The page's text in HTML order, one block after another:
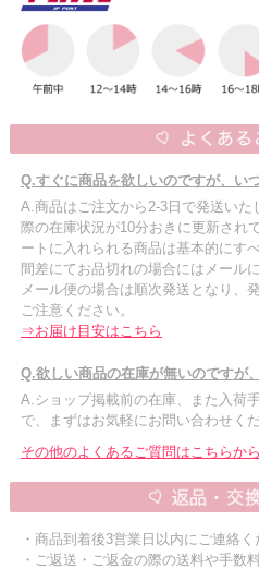
Q.すぐに商品を欲しいのですが、い
A.商品はご注文から2-3日で発送い
際の在庫状況が10分おきに更新され
ートに入れられる商品は基本的にす
間差にてお品切れの場合にはメール
メール便の場合は順次発送となり、
ご注意ください。
⇒お届け目安はこちら
Q.欲しい商品の在庫が無いのですが
A.ショップ掲載前の在庫、また入荷
で、まずはお気軽にお問い合わせくだ
その他のよくあるご質問はこちらか
・商品到着後3営業日以内にご連絡く
・ご返送・ご返金の際の送料や手数